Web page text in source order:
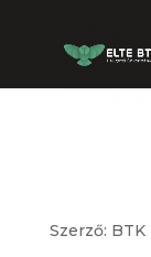
Szerző: BTK